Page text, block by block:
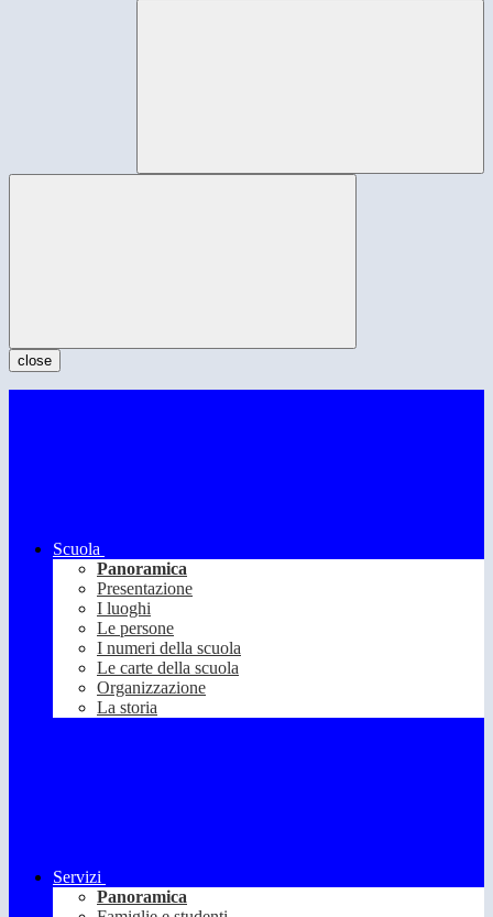
close
Scuola
Panoramica
Presentazione
I luoghi
Le persone
I numeri della scuola
Le carte della scuola
Organizzazione
La storia
Servizi
Panoramica